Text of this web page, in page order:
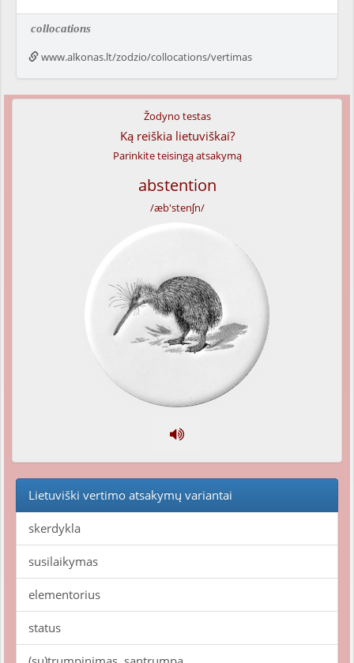
collocations
www.alkonas.lt/zodzio/collocations/vertimas
Žodyno testas
Ką reiškia lietuviškai?
Parinkite teisingą atsakymą
abstention
/æb'stenʃn/
Lietuviški vertimo atsakymų variantai
skerdykla
susilaikymas
elementorius
status